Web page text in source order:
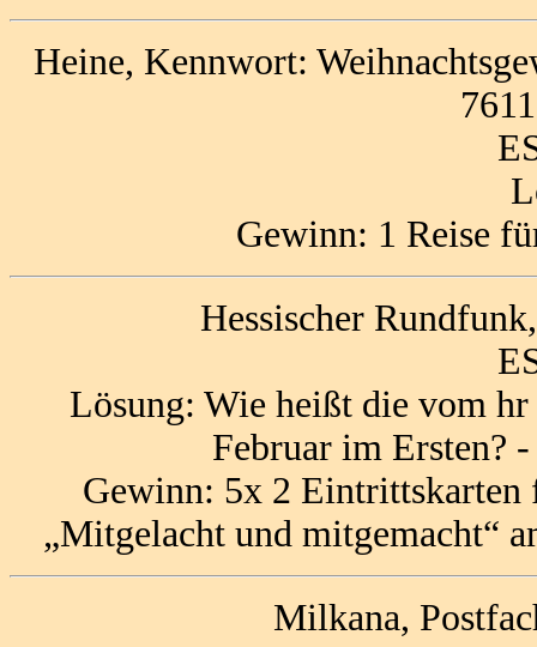
Heine, Kennwort:
Gewinn: 1 Reise
Hessischer
Lösung: Wie heißt die vom hr
Februar im Ersten?
Gewinn: 5x 2 Eintrittskarten
„Mitgelacht und mitgemacht“
Milkana,